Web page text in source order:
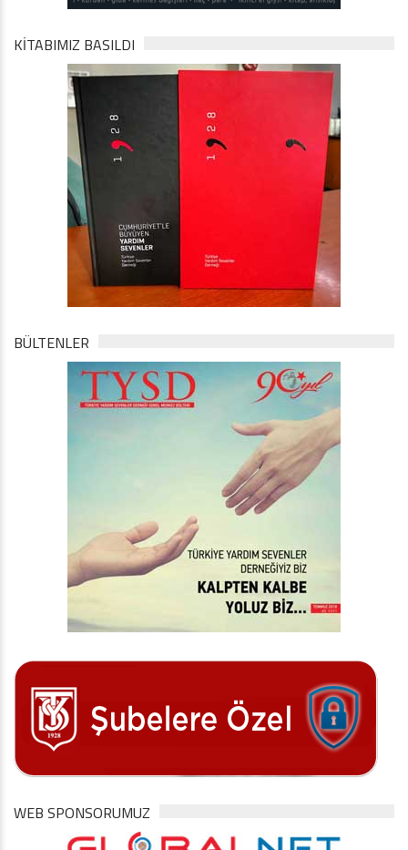
KİTABIMIZ BASILDI
BÜLTENLER
WEB SPONSORUMUZ